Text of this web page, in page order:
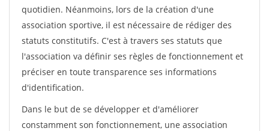
quotidien. Néanmoins, lors de la création d'une
association sportive, il est nécessaire de rédiger des
statuts constitutifs. C'est à travers ses statuts que
l'association va définir ses règles de fonctionnement et
préciser en toute transparence ses informations
d'identification.
Dans le but de se développer et d'améliorer
constamment son fonctionnement, une association